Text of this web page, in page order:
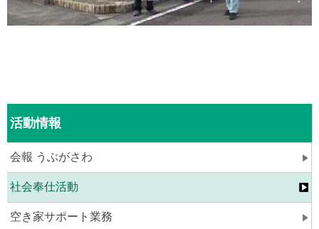
活動情報
会報 うぶがさわ
社会奉仕活動
空き家サポート業務